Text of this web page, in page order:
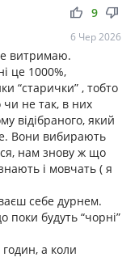
thumb_up thumb_down
9
6 Чер 2026
витримаю.
це 1000%,
“старички” , тобто
не так, в них
відібраного, який
Вони вибирають
нам знову ж що
і мовчать ( я
себе дурнем.
поки будуть “чорні”
а коли